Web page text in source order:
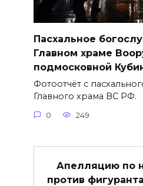
Пасхальное
Главном храме
подмосковной
Фотоотчёт с
Главного храма ВС РФ.
0 249
Апелляцию по
против